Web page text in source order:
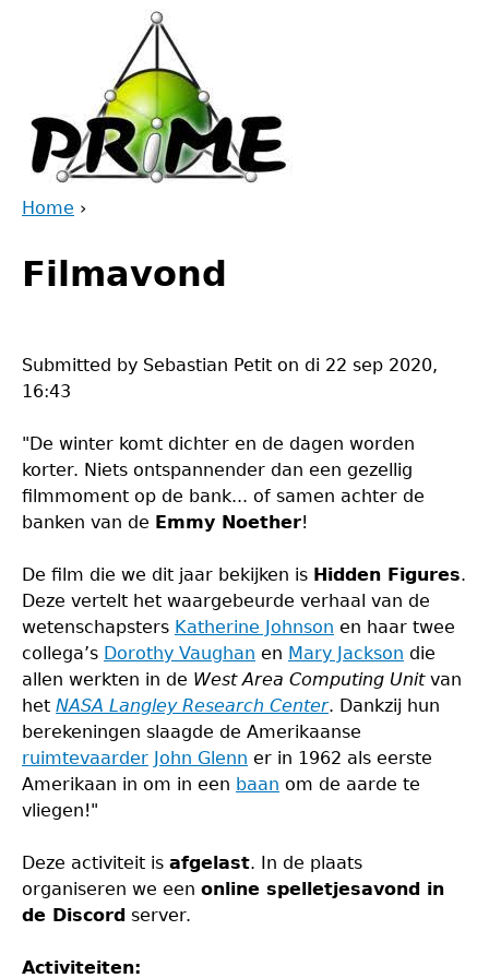
are
Home ›
to
top
Filmavond
Submitted by Sebastian Petit on di 22 sep 2020,
16:43
"De winter komt dichter en de dagen worden
korter. Niets ontspannender dan een gezellig
filmmoment op de bank... of samen achter de
banken van de Emmy Noether!
De film die we dit jaar bekijken is Hidden Figures.
Deze vertelt het waargebeurde verhaal van de
wetenschapsters Katherine Johnson en haar twee
collega’s Dorothy Vaughan en Mary Jackson die
allen werkten in de West Area Computing Unitvan
het NASA Langley Research Center. Dankzij hun
berekeningen slaagde de Amerikaanse
ruimtevaarder John Glenn er in 1962 als eerste
Amerikaan in om in een baan om de aarde te
vliegen!"
Deze activiteit is afgelast. In de plaats
organiseren we een online spelletjesavond in
de Discord server.
Activiteiten: